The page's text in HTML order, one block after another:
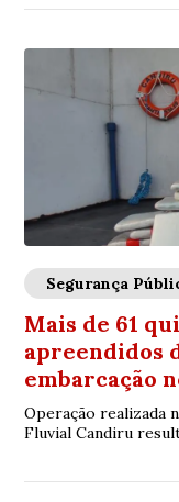
Segurança
Mais de 61
apreendidos
embarcação
Operação realizada
Fluvial Candiru